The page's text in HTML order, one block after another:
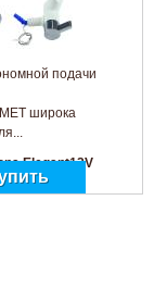
подачи
широка
Elegant12V